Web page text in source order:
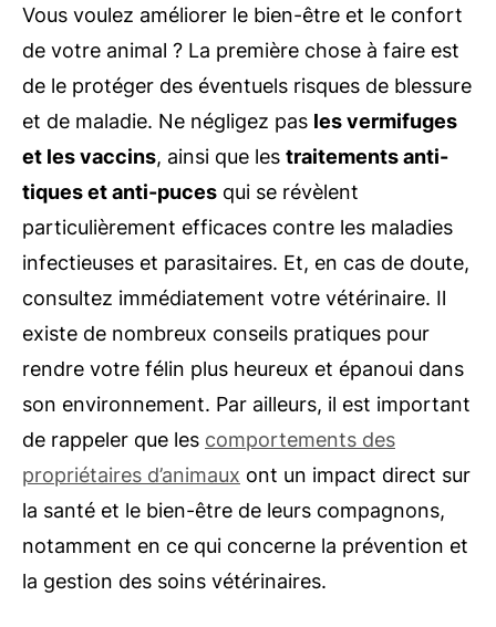
Vous voulez améliorer le bien-être et le confort
de votre animal ? La première chose à faire est
de le protéger des éventuels risques de blessure
et de maladie. Ne négligez pas les vermifuges
et les vaccins, ainsi que les traitements anti-
tiques et anti-puces qui se révèlent
particulièrement efficaces contre les maladies
infectieuses et parasitaires. Et, en cas de doute,
consultez immédiatement votre vétérinaire. Il
existe de nombreux conseils pratiques pour
rendre votre félin plus heureux et épanoui dans
son environnement. Par ailleurs, il est important
de rappeler que les comportements des
propriétaires d’animaux ont un impact direct sur
la santé et le bien-être de leurs compagnons,
notamment en ce qui concerne la prévention et
la gestion des soins vétérinaires.